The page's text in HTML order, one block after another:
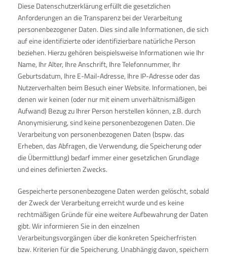
Diese Datenschutzerklärung erfüllt die gesetzlichen
Anforderungen an die Transparenz bei der Verarbeitung
personenbezogener Daten. Dies sind alle Informationen, die sich
auf eine identifizierte oder identifizierbare natürliche Person
beziehen. Hierzu gehören beispielsweise Informationen wie Ihr
Name, Ihr Alter, Ihre Anschrift, Ihre Telefonnummer, Ihr
Geburtsdatum, Ihre E-Mail-Adresse, Ihre IP-Adresse oder das
Nutzerverhalten beim Besuch einer Website. Informationen, bei
denen wir keinen (oder nur mit einem unverhältnismäßigen
Aufwand) Bezug zu Ihrer Person herstellen können, z.B. durch
Anonymisierung, sind keine personenbezogenen Daten. Die
Verarbeitung von personenbezogenen Daten (bspw. das
Erheben, das Abfragen, die Verwendung, die Speicherung oder
die Übermittlung) bedarf immer einer gesetzlichen Grundlage
und eines definierten Zwecks.
Gespeicherte personenbezogene Daten werden gelöscht, sobald
der Zweck der Verarbeitung erreicht wurde und es keine
rechtmäßigen Gründe für eine weitere Aufbewahrung der Daten
gibt. Wir informieren Sie in den einzelnen
Verarbeitungsvorgängen über die konkreten Speicherfristen
bzw. Kriterien für die Speicherung. Unabhängig davon, speichern